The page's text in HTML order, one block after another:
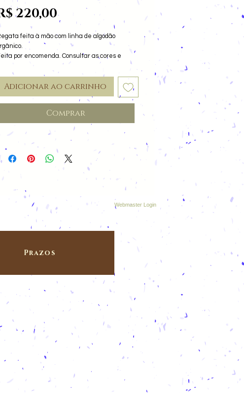
220,00Preço
feita à mão com linha de algodão
por encomenda. Consultar as cores e
Adicionar ao carrinho
Comprar
Webmaster Login
Prazos